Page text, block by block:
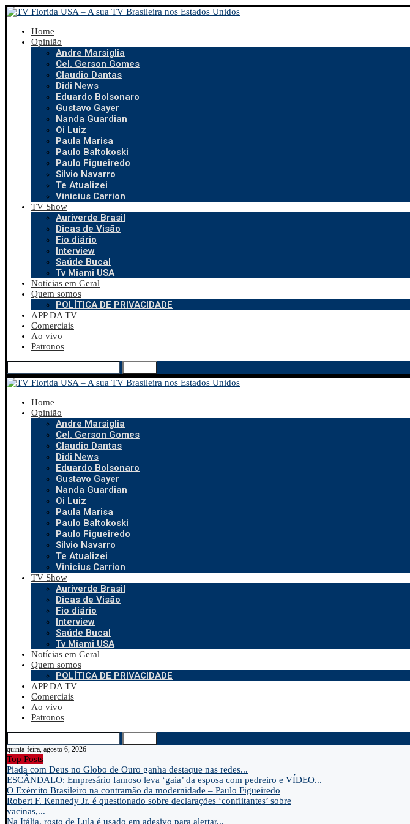
Home
Opinião
Andre Marsiglia
Cel. Gerson Gomes
Claudio Dantas
Didi News
Eduardo Bolsonaro
Gustavo Gayer
Nanda Guardian
Oi Luiz
Paula Marisa
Paulo Baltokoski
Paulo Figueiredo
Silvio Navarro
Te Atualizei
Vinicius Carrion
TV Show
Auriverde Brasil
Dicas de Visão
Fio diário
Interview
Saúde Bucal
Tv Miami USA
Notícias em Geral
Quem somos
POLÍTICA DE PRIVACIDADE
APP DA TV
Comerciais
Ao vivo
Patronos
Home
Opinião
Andre Marsiglia
Cel. Gerson Gomes
Claudio Dantas
Didi News
Eduardo Bolsonaro
Gustavo Gayer
Nanda Guardian
Oi Luiz
Paula Marisa
Paulo Baltokoski
Paulo Figueiredo
Silvio Navarro
Te Atualizei
Vinicius Carrion
TV Show
Auriverde Brasil
Dicas de Visão
Fio diário
Interview
Saúde Bucal
Tv Miami USA
Notícias em Geral
Quem somos
POLÍTICA DE PRIVACIDADE
APP DA TV
Comerciais
Ao vivo
Patronos
quinta-feira, agosto 6, 2026
Top Posts
Piada com Deus no Globo de Ouro ganha destaque nas redes...
ESCÂNDALO: Empresário famoso leva ‘gaia’ da esposa com pedreiro e VÍDEO...
O Exército Brasileiro na contramão da modernidade – Paulo Figueiredo
Robert F. Kennedy Jr. é questionado sobre declarações ‘conflitantes’ sobre
vacinas,...
Na Itália, rosto de Lula é usado em adesivo para alertar...